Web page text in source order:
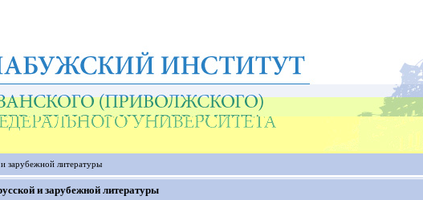
зарубежной литературы
и зарубежной литературы